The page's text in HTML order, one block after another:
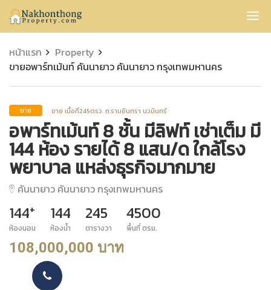
Nakhonthong
หน้าแรก
Property
ขายอพาร์ทเม้นท์ คันนายาว คันนายาว กรุงเทพมหานคร
ขาย ขาย เนื้อที่245ตรว. ถ.รามอินทรา นวมินทร์
อพาร์ทเม้นท์ 8 ชั้น มีลิฟท์ เช่าเต็ม มี
144 ห้อง รายได้ 8 แสน/ด ใกล้โรง
พยาบาล แหล่งธุรกิจมากมาย
คันนายาว คันนายาว กรุงเทพมหานคร
144+
ห้องนอน
144
ห้องน้ำ
245
ตารางวา
4500
พื้นที่ ตรม.
108,000,000 บาท